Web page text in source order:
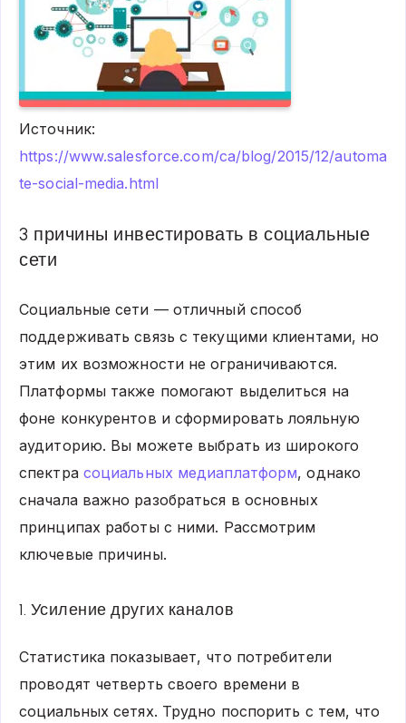
Источник:
https://www.salesforce.com/ca/blog/2015/12/automa
te-social-media.html
3 причины инвестировать в социальные
сети
Социальные сети — отличный способ
поддерживать связь с текущими клиентами, но
этим их возможности не ограничиваются.
Платформы также помогают выделиться на
фоне конкурентов и сформировать лояльную
аудиторию. Вы можете выбрать из широкого
спектра социальных медиаплатформ, однако
сначала важно разобраться в основных
принципах работы с ними. Рассмотрим
ключевые причины.
1. Усиление других каналов
Статистика показывает, что потребители
проводят четверть своего времени в
социальных сетях. Трудно поспорить с тем, что